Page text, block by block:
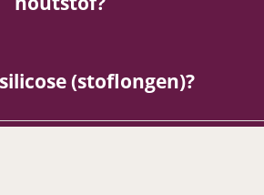
(stoflongen)?